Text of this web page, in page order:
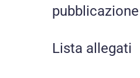
pubblicazione
Lista allegati